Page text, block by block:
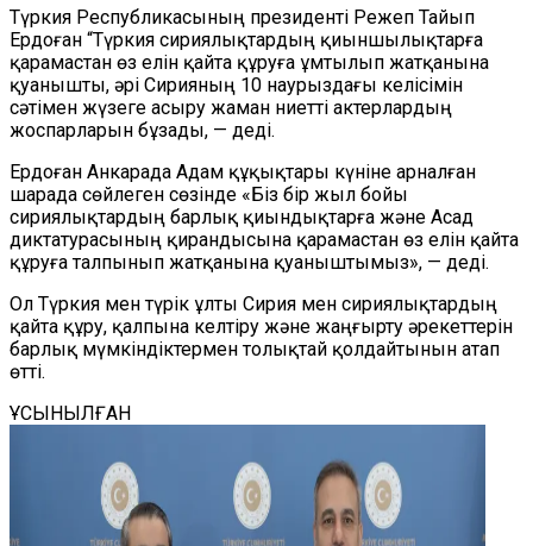
Түркия Республикасының президенті Режеп Тайып
Ердоған “Түркия сириялықтардың қиыншылықтарға
қарамастан өз елін қайта құруға ұмтылып жатқанына
қуанышты, әрі Сирияның 10 наурыздағы келісімін
сәтімен жүзеге асыру жаман ниетті актерлардың
жоспарларын бұзады, — деді.
Ердоған Анкарада Адам құқықтары күніне арналған
шарада сөйлеген сөзінде «Біз бір жыл бойы
сириялықтардың барлық қиындықтарға және Асад
диктатурасының қирандысына қарамастан өз елін қайта
құруға талпынып жатқанына қуаныштымыз», — деді.
Ол Түркия мен түрік ұлты Сирия мен сириялықтардың
қайта құру, қалпына келтіру және жаңғырту әрекеттерін
барлық мүмкіндіктермен толықтай қолдайтынын атап
өтті.
ҰСЫНЫЛҒАН